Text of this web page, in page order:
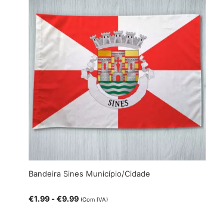
Bandeira Sines Município/Cidade
€1.99 -€9.99 (Com IVA)